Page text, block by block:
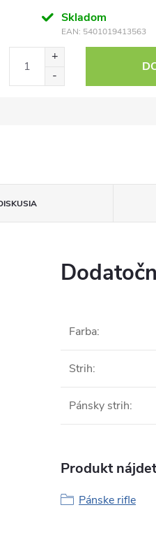
Skladom
EAN: 5401019413563
Farba:
Strih:
Pánsky strih:
Produkt
Pánske rifle